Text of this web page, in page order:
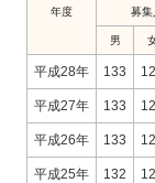
年度 募集
男
平成28年 133
平成27年 133
平成26年 133
平成25年 132